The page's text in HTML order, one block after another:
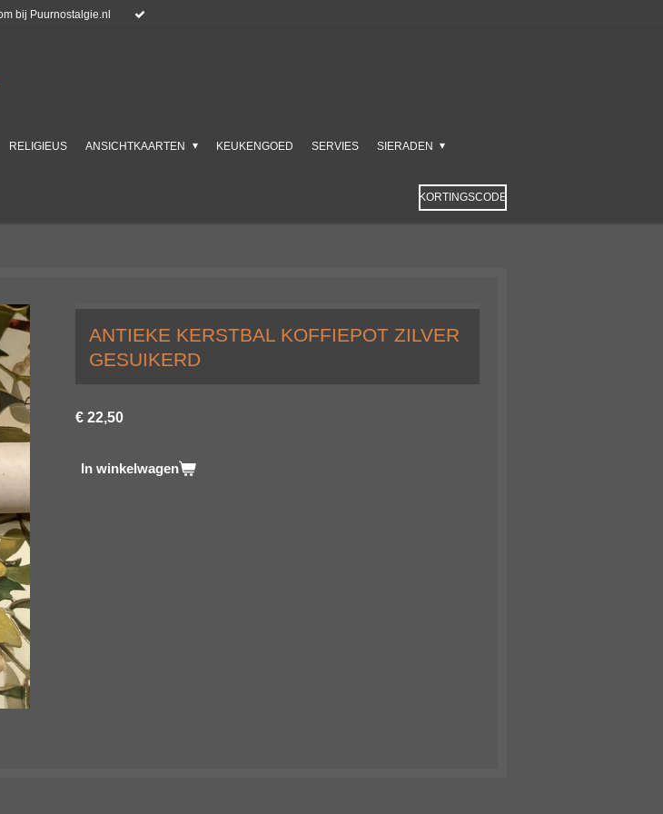
bij Puurnostalgie.nl
RELIGIEUS ANSICHTKAARTEN KEUKENGOED SERVIES SIERADEN
KORTINGSCODE
ANTIEKE KERSTBAL KOFFIEPOT ZILVER
GESUIKERD
€ 22,50
In winkelwagen